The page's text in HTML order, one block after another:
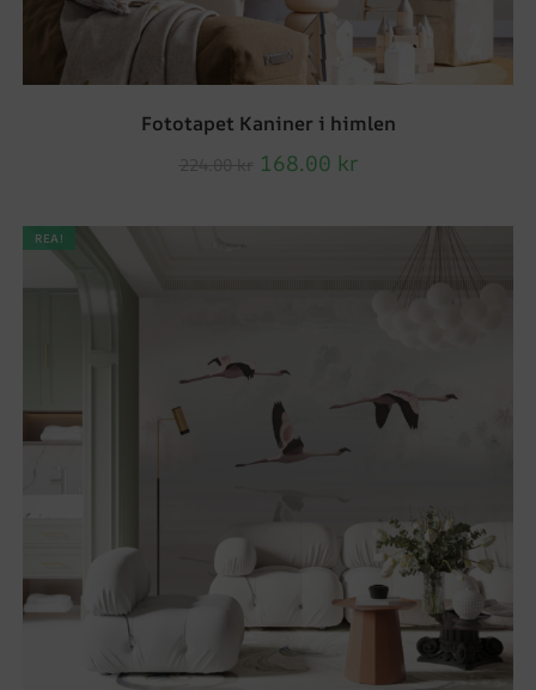
Fototapet Kaniner i himlen
168.00 kr
REA!